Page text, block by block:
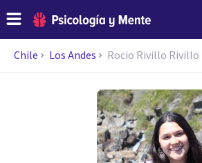
Chile Los Andes Rocio Rivillo Rivillo